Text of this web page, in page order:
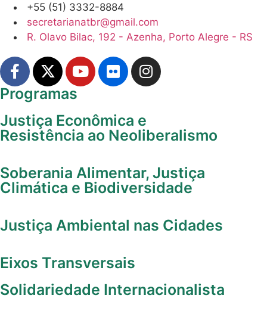
+55 (51) 3332-8884
secretarianatbr@gmail.com
R. Olavo Bilac, 192 - Azenha, Porto Alegre - RS
Programas
Justiça Econômica e
Resistência ao Neoliberalismo
Soberania Alimentar, Justiça
Climática e Biodiversidade
Justiça Ambiental nas Cidades
Eixos Transversais
Solidariedade Internacionalista